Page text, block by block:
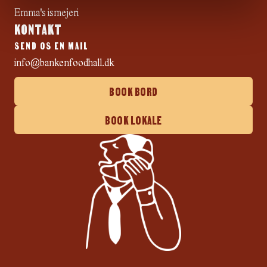
Emma's ismejeri
KONTAKT
SEND OS EN MAIL
info@bankenfoodhall.dk
BOOK BORD
BOOK LOKALE